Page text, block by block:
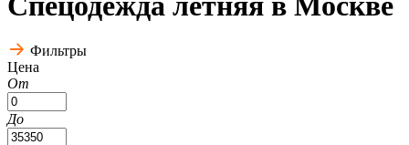
Фильтры
Цена
От
До